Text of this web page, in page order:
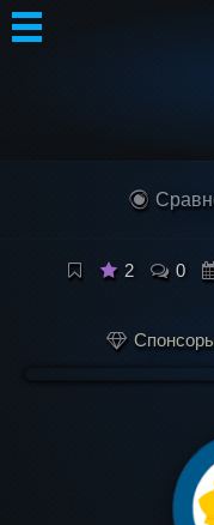
2 0